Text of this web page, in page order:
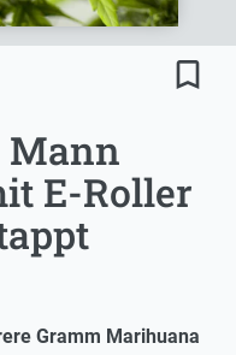
bookmark_border
Mann
E-Roller
Gramm Marihuana